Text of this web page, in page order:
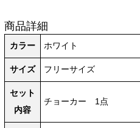
商品詳細
カラー ホワイト
サイズ フリーサイズ
セット
内容
チョーカー 1点